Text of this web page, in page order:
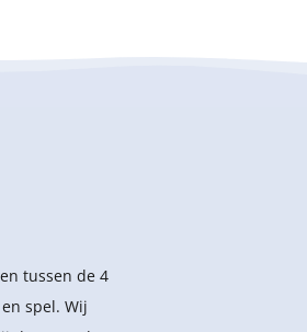
tussen de 4
spel. Wij